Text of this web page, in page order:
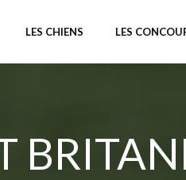
LES CHIENS LES